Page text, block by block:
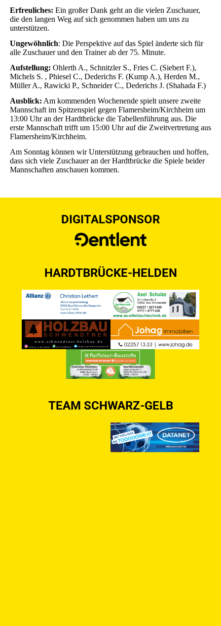
Erfreuliches: Ein großer Dank geht an die vielen Zuschauer,
die den langen Weg auf sich genommen haben um uns zu
unterstützen.
Ungewöhnlich: Die Perspektive auf das Spiel änderte sich für
alle Zuschauer und den Trainer ab der 75. Minute.
Aufstellung: Ohlerth A., Schnitzler S., Fries C. (Siebert F.),
Michels S. , Phiesel C., Dederichs F. (Kump A.), Herden M.,
Müller A., Rawicki P., Schneider C., Dederichs J. (Shahada F.)
Ausblick: Am kommenden Wochenende spielt unsere zweite
Mannschaft im Spitzenspiel gegen Flamersheim/Kirchheim um
13:00 Uhr an der Hardtbrücke die Tabellenführung aus. Die
erste Mannschaft trifft um 15:00 Uhr auf die Zweitvertretung aus
Flamersheim/Kirchheim.
Am Sonntag können wir Unterstützung gebrauchen und hoffen,
dass sich viele Zuschauer an der Hardtbrücke die Spiele beider
Mannschaften anschauen kommen.
DIGITALSPONSOR
HARDTBRÜCKE-HELDEN
TEAM SCHWARZ-GELB